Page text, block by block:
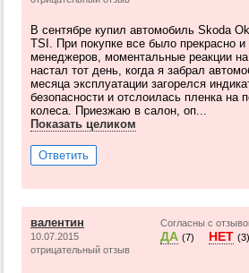
В сентябре купил автомобиль Skoda
TSI. При покупке все было прекрасно
менеджеров, моментальные реакции
настал тот день, когда я забрал
месяца эксплуатации загорелся
безопасности и отслоилась пленка на
колеса. Приезжаю в салон, оп...
Показать целиком
Ответить
валентин
10.07.2015
отрицательный отзыв
Согласны с
ДА (7) НЕТ (3)